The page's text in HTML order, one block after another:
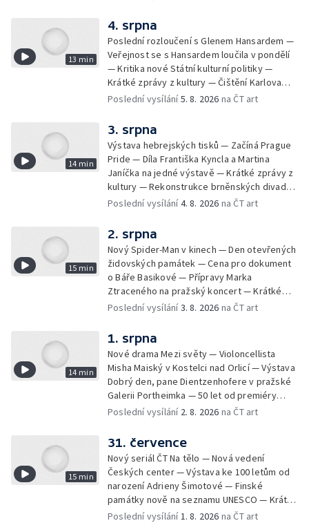
13 min
4. srpna
Poslední rozloučení s Glenem Hansardem —
Veřejnost se s Hansardem loučila v pondělí
— Kritika nové Státní kulturní politiky —
Krátké zprávy z kultury — Čištění Karlova
mostu — Archeologický výzkum na
neslyšící
Poslední vysílání5. 8. 2026 na ČT art
14 min
3. srpna
Výstava hebrejských tisků — Začíná Prague
Pride — Díla Františka Kyncla a Martina
Janíčka na jedné výstavě — Krátké zprávy z
kultury — Rekonstrukce brněnských divadel
— Budoucnost Knihovny Václava Havla —
Kulturní tipy
Poslední vysílání4. 8. 2026 na ČT art
15 min
2. srpna
Nový Spider-Man v kinech — Den otevřených
židovských památek — Cena pro dokument
o Báře Basikové — Přípravy Marka
Ztraceného na pražský koncert — Krátké
zprávy z kultury — Nález historických
Poslední vysílání3. 8. 2026 na ČT art
14 min
1. srpna
Nové drama Mezi světy — Violoncellista
Misha Maiský v Kostelci nad Orlicí — Výstava
Dobrý den, pane Dientzenhofere v pražské
Galerii Portheimka — 50 let od premiéry
filmu Na samotě u lesa — Krátké zprávy z
Mercury
Poslední vysílání 2. 8. 2026 na ČT art
15 min
31. července
Nový seriál ČT Na tělo — Nová vedení
Českých center — Výstava ke 100 letům od
narození Adrieny Šimotové — Finské
památky nově na seznamu UNESCO — Krátké
zprávy z kultury — Začíná Jiráskův Hronov —
Poslední vysílání1. 8. 2026 na ČT art